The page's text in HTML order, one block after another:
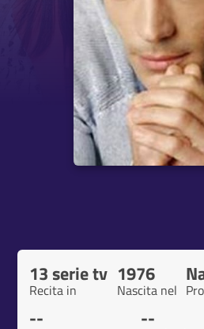
13 serie tv
Recita in
1976
Nascita nel
-- --